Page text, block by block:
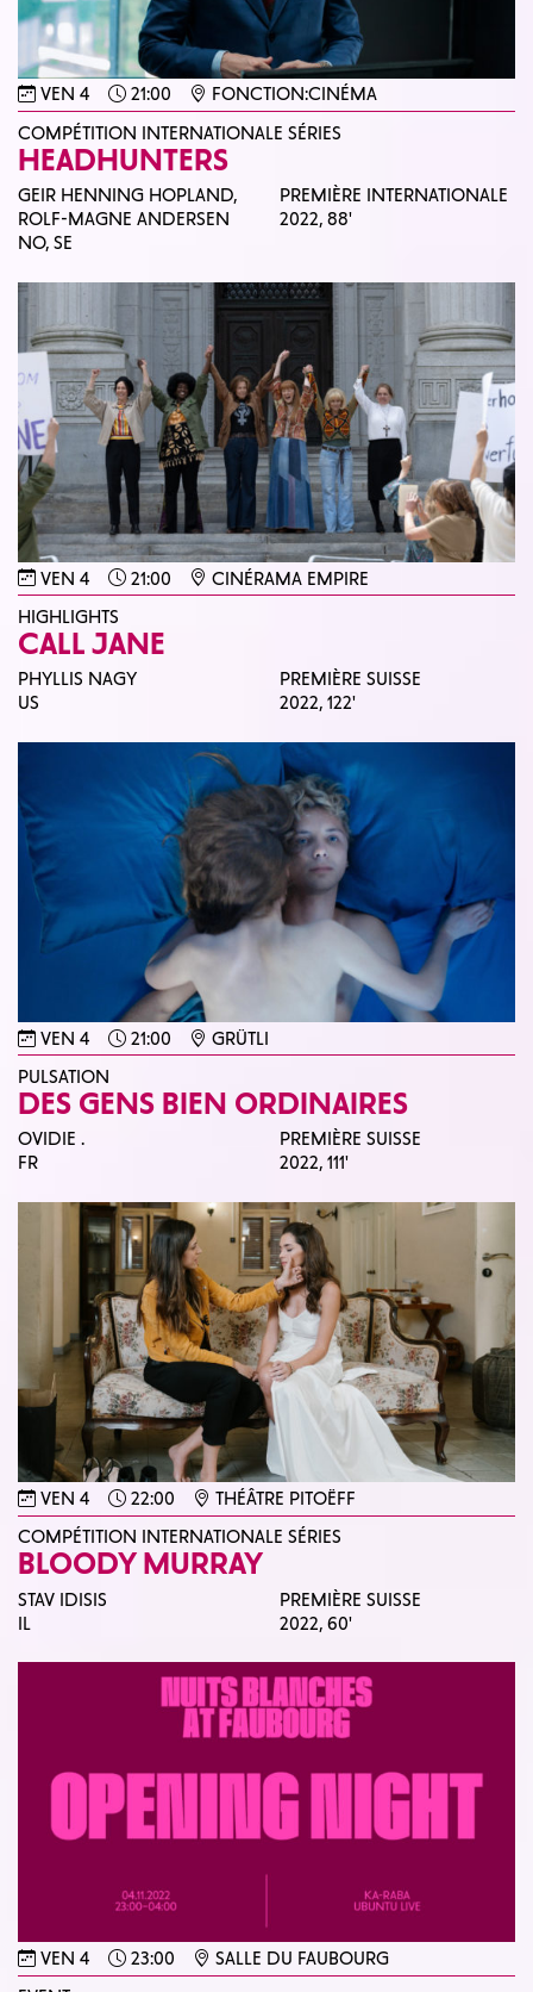
VEN 4 21:00
FONCTION:CINÉMA
COMPÉTITION INTERNATIONALE SÉRIES
HEADHUNTERS
GEIR HENNING HOPLAND,
ROLF-MAGNE ANDERSEN
NO, SE
PREMIÈRE INTERNATIONALE
2022,88'
VEN 4 21:00
CINÉRAMA EMPIRE
HIGHLIGHTS
CALL JANE
PHYLLIS NAGY
US
PREMIÈRE SUISSE
2022,122'
VEN 4 21:00
GRÜTLI
PULSATION
DES GENS BIEN ORDINAIRES
OVIDIE .
FR
PREMIÈRE SUISSE
2022,111'
VEN 4 22:00
THÉÂTRE PITOËFF
COMPÉTITION INTERNATIONALE SÉRIES
BLOODY MURRAY
STAV IDISIS
IL
PREMIÈRE SUISSE
2022,60'
VEN 4 23:00
SALLE DU FAUBOURG